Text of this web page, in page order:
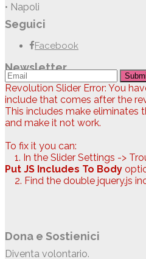
• Napoli
Seguici
Facebook
Newsletter
Revolution Slider Error: You
include that comes after the
This includes make eliminates
and make it not work.
To fix it you can:
1. In the Slider Settings ->
Put JS Includes To Body
2. Find the double jquery.js
Dona e Sostienici
Diventa volontario.